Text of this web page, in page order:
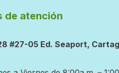
de atención
#27-05 Ed. Seaport,